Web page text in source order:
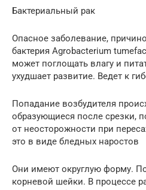
Бактериальный рак
Опасное заболевание,
бактерия Agrobacterium
может поглощать влагу и
ухудшает развитие. Ведет к
Попадание возбудителя
образующиеся после срезки,
от неосторожности при
это в виде бледных наростов
Они имеют округлую форму.
корневой шейки. В процессе